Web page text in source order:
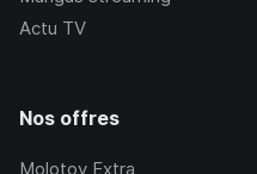
Actu TV
Nos offres
Molotov Extra